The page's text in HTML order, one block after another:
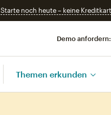
Starte noch heute – keine
Demo anfordern:
Themen erkunden